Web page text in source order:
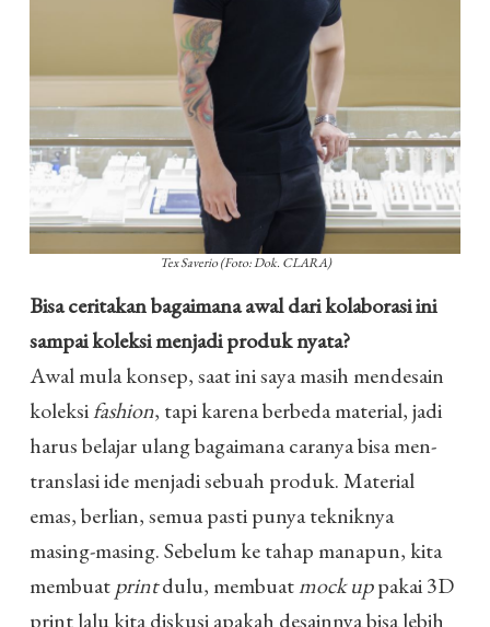
Tex Saverio (Foto: Dok. CLARA)
Bisa ceritakan bagaimana awal dari kolaborasi ini
sampai koleksi menjadi produk nyata?
Awal mula konsep, saat ini saya masih mendesain
koleksifashion, tapi karena berbeda material, jadi
harus belajar ulang bagaimana caranya bisa men-
translasi ide menjadi sebuah produk. Material
emas, berlian, semua pasti punya tekniknya
masing-masing. Sebelum ke tahap manapun, kita
membuatprintdulu, membuatmock uppakai 3D
print lalu kita diskusi apakah desainnya bisa lebih